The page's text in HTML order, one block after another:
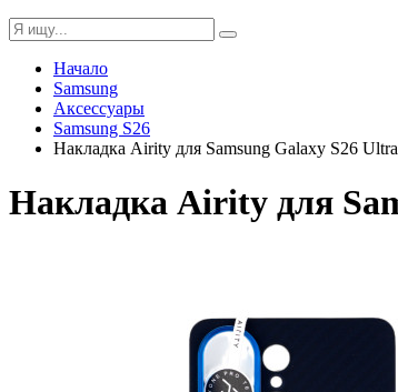
Начало
Samsung
Аксессуары
Samsung S26
Накладка Airity для Samsung Galaxy S26
Накладка Airity для